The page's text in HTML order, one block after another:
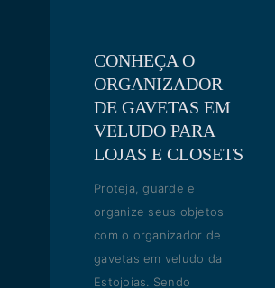
CONHEÇA O
ORGANIZADOR
DE GAVETAS EM
VELUDO PARA
LOJAS E CLOSETS
Proteja, guarde e
organize seus objetos
com o organizador de
gavetas em veludo da
Estojoias. Sendo